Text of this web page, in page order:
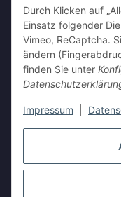
Durch Klicken auf
Einsatz folgender
Vimeo, ReCaptcha.
ändern
finden Sie unter
Impressum
Informationen
Gesetzliche